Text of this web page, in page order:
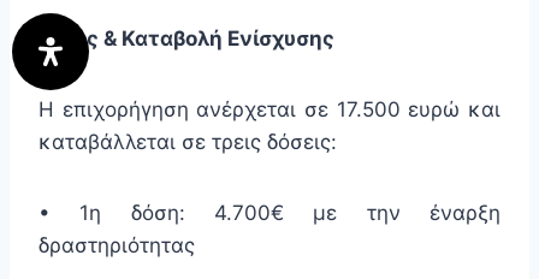
Ύψος & Καταβολή Ενίσχυσης
Η επιχορήγηση ανέρχεται σε 17.500 ευρώ και
καταβάλλεται σε τρεις δόσεις:
• 1η δόση: 4.700€ με την έναρξη
δραστηριότητας